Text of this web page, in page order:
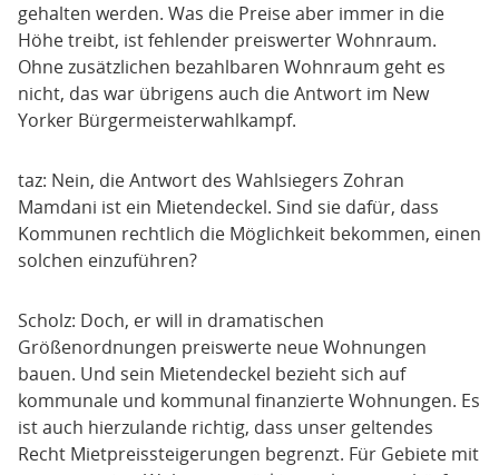
gehalten werden. Was die Preise aber immer in die
Höhe treibt, ist fehlender preiswerter Wohnraum.
Ohne zusätzlichen bezahlbaren Wohnraum geht es
nicht, das war übrigens auch die Antwort im New
Yorker Bürgermeisterwahlkampf.
taz: Nein, die Antwort des Wahlsiegers Zohran
Mamdani ist ein Mietendeckel. Sind sie dafür, dass
Kommunen rechtlich die Möglichkeit bekommen, einen
solchen einzuführen?
Scholz: Doch, er will in dramatischen
Größenordnungen preiswerte neue Wohnungen
bauen. Und sein Mietendeckel bezieht sich auf
kommunale und kommunal finanzierte Wohnungen. Es
ist auch hierzulande richtig, dass unser geltendes
Recht Mietpreissteigerungen begrenzt. Für Gebiete mit